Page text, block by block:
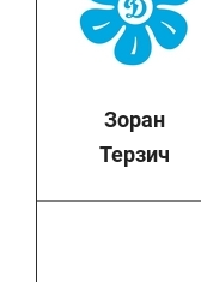
Зоран
Терзич